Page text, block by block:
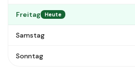
Freitag Heute
Samstag
Sonntag